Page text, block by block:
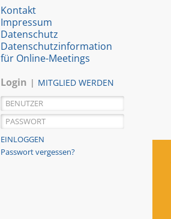
Kontakt
Impressum
Datenschutz
Datenschutzinformation
für Online-Meetings
Login
MITGLIED WERDEN
Passwort vergessen?